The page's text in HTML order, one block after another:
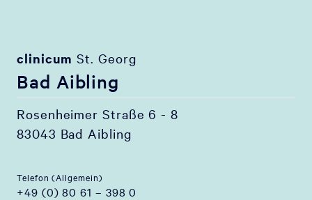
clinicum St. Georg
Bad Aibling
Rosenheimer Straße 6 - 8
83043 Bad Aibling
Telefon (Allgemein)
+49 (0) 80 61 – 398 0